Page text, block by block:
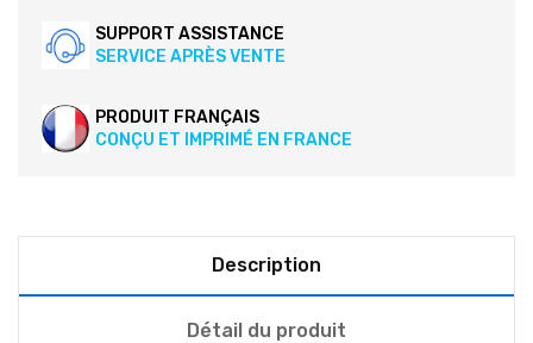
SUPPORT ASSISTANCE
SERVICE APRÈS VENTE
PRODUIT FRANÇAIS
CONÇU ET IMPRIMÉ EN FRANCE
Description
Détail du produit